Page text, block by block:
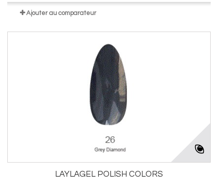
Ajouter au comparateur
LAYLAGEL POLISH COLORS